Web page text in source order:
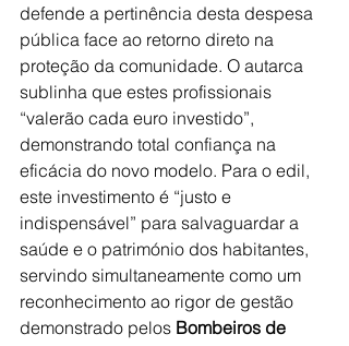
defende a pertinência desta despesa
pública face ao retorno direto na
proteção da comunidade. O autarca
sublinha que estes profissionais
“valerão cada euro investido”,
demonstrando total confiança na
eficácia do novo modelo. Para o edil,
este investimento é “justo e
indispensável” para salvaguardar a
saúde e o património dos habitantes,
servindo simultaneamente como um
reconhecimento ao rigor de gestão
demonstrado pelos Bombeiros de